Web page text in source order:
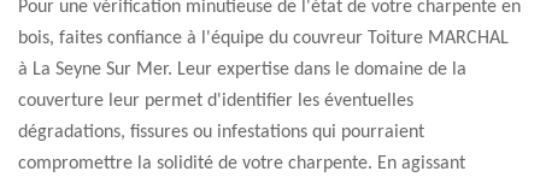
Pour une vérification minutieuse de l'état de votre charpente en
bois, faites confiance à l'équipe du couvreur Toiture MARCHAL
à La Seyne Sur Mer. Leur expertise dans le domaine de la
couverture leur permet d'identifier les éventuelles
dégradations, fissures ou infestations qui pourraient
compromettre la solidité de votre charpente. En agissant